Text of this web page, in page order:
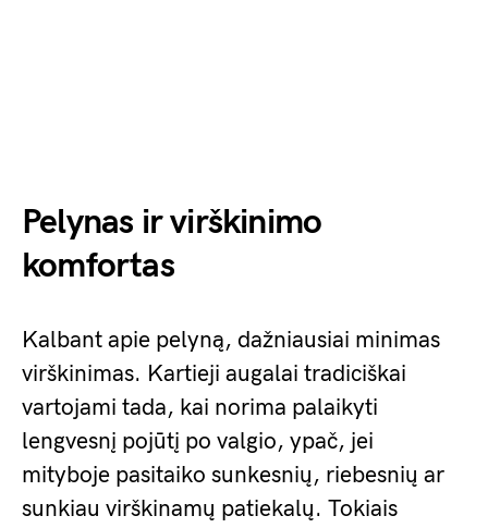
Pelynas ir virškinimo
komfortas
Kalbant apie pelyną, dažniausiai minimas
virškinimas. Kartieji augalai tradiciškai
vartojami tada, kai norima palaikyti
lengvesnį pojūtį po valgio, ypač, jei
mityboje pasitaiko sunkesnių, riebesnių ar
sunkiau virškinamų patiekalų. Tokiais